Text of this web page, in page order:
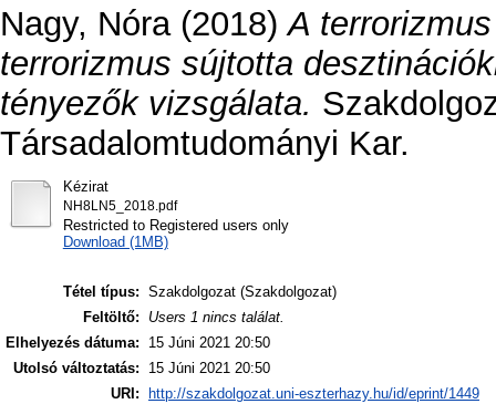
Nagy, Nóra(2018)A
terrorizmus sújtotta
tényezők vizsgálata.
Társadalomtudományi Kar.
Kézirat
NH8LN5_2018.pdf
Restricted to Registered users only
Download (1MB)
Tétel típus: Szakdolgozat (Szakdolgozat)
Feltöltő:
Users 1 nincs találat.
Elhelyezés dátuma:
15 Júni 2021 20:50
Utolsó változtatás:
15 Júni 2021 20:50
URI:
http://szakdolgozat.uni-eszterhazy.hu/id/eprint/1449